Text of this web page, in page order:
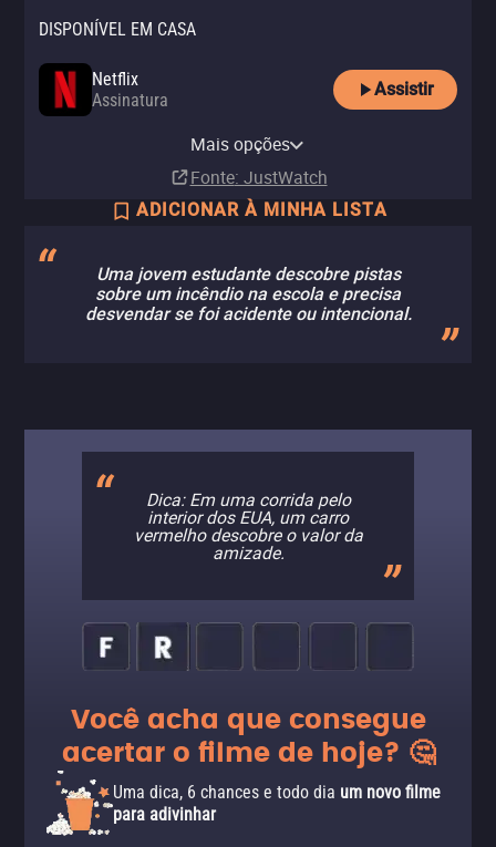
DISPONÍVEL EM CASA
Netflix
Assinatura
Assistir
Mais opções
Fonte: JustWatch
ADICIONAR À MINHA LISTA
Uma jovem estudante descobre pistas
sobre um incêndio na escola e precisa
desvendar se foi acidente ou intencional.
Dica: Em uma corrida pelo
interior dos EUA, um carro
vermelho descobre o valor da
amizade.
Você acha que consegue
acertar o filme de hoje? 🤔
Uma dica, 6 chances e todo dia um novo filme
para adivinhar